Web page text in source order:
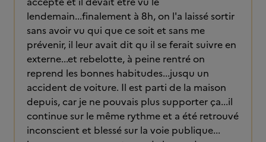
lendemain...finalement à 8h, on l'a laissé sortir
sans avoir vu qui que ce soit et sans me
prévenir, il leur avait dit qu il se ferait suivre en
externe...et rebelotte, à peine rentré on
reprend les bonnes habitudes...jusqu un
accident de voiture. Il est parti de la maison
depuis, car je ne pouvais plus supporter ça...il
continue sur le même rythme et a été retrouvé
inconscient et blessé sur la voie publique...